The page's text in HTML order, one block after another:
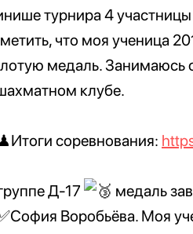
турнира 4
что моя ученица
медаль. Занимаюсь
клубе.
Итоги соревнования:
Д-17
медаль
София Воробьёва. Моя